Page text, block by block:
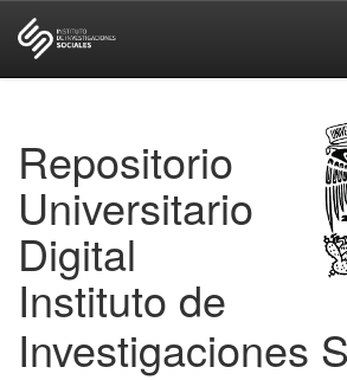
Repositorio
Universitario
Digital
Instituto de
Investigaciones